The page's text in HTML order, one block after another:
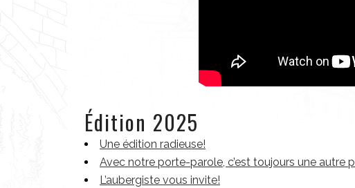
Édition 2025
Une édition radieuse!
Avec notre porte-parole, c’est toujours une autre
L’aubergiste vous invite!